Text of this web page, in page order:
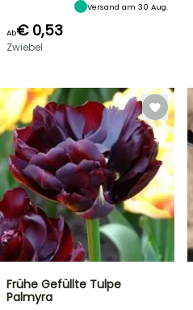
Versand am 30 Aug.
Ab€ 0,53
Zwiebel
Frühe Gefüllte Tulpe
Palmyra